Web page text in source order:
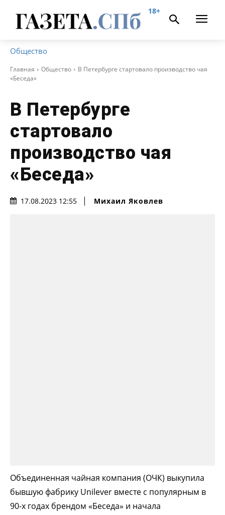
18+
Общество
Главная Общество
В Петербурге стартовало производство чая
«Беседа»
В Петербурге
стартовало
производство чая
«Беседа»
17.08.2023 12:55 Михаил Яковлев
Объединенная чайная компания (ОЧК) выкупила
бывшую фабрику Unilever вместе с популярным в
90-х годах брендом «Беседа» и начала